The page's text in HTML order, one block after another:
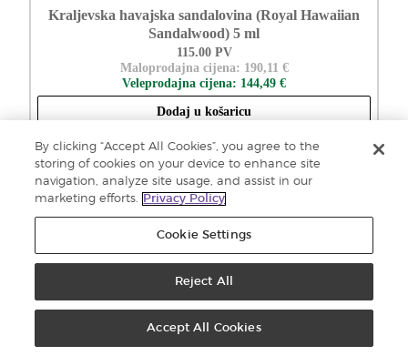
Kraljevska havajska sandalovina (Royal Hawaiian
Sandalwood) 5 ml
115.00 PV
Maloprodajna cijena: 190,11 €
Veleprodajna cijena: 144,49 €
Dodaj u košaricu
By clicking “Accept All Cookies”, you agree to the
storing of cookies on your device to enhance site
navigation, analyze site usage, and assist in our
marketing efforts.
Privacy Policy
Cookie Settings
Reject All
Accept All Cookies